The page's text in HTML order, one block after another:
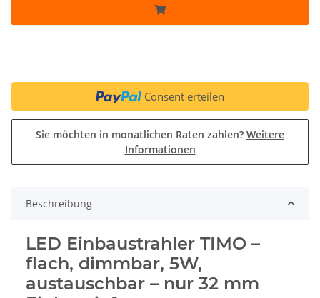
Consent erteilen
Sie möchten in monatlichen Raten zahlen? Weitere
Informationen
Beschreibung
LED Einbaustrahler TIMO –
flach, dimmbar, 5W,
austauschbar – nur 32 mm